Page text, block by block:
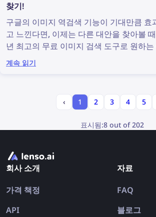
찾기!
구글의 이미지 역검색 기능이 기대만큼 효
고 느낀다면, 이제는 다른 대안을 찾아볼
년 최고의 무료 이미지 검색 도구로 원하는
보세요!
계속 읽기
‹ 1 2 3 4 5
표시됨:8 out of 202
회사 소개
가격 책정
API
자료
FAQ
블로그